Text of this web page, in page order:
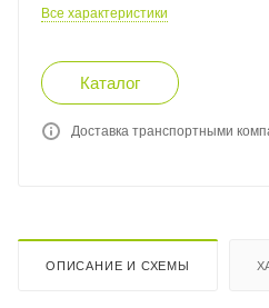
Все характеристики
Каталог
Доставка транспортными
ОПИСАНИЕ И СХЕМЫ